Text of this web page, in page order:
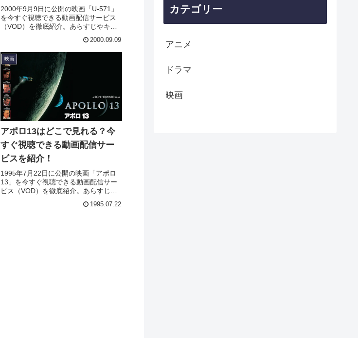
2000年9月9日に公開の映画「U-571」
を今すぐ視聴できる動画配信サービス
（VOD）を徹底紹介。あらすじやキャ
スト・声優、スタッフ、主題歌の情報
はもちろん、実際に見た人の感想やレ
ビューもまとめています。
2000.09.09
映画
アポロ13はどこで見れる？今
すぐ視聴できる動画配信サー
ビスを紹介！
1995年7月22日に公開の映画「アポロ
13」を今すぐ視聴できる動画配信サー
ビス（VOD）を徹底紹介。あらすじや
情報はもちろん、実際に見た人の感想
1995.07.22
カテゴリー
アニメ
ドラマ
映画